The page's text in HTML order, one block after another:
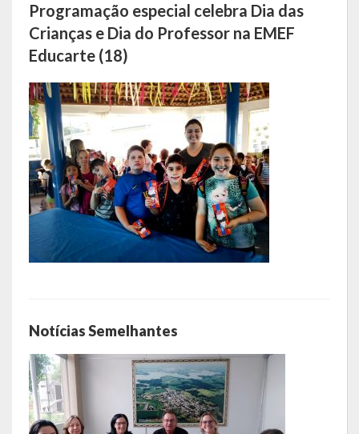
Secretarias
Estrutura organizacional
Administração
Assistência Social
Educação, Cultura, Desporto e Turismo
Sala Multidisciplinar Saber Mais
Escola Municipal de Educação Infantil Dr. Orlando Rojas
Escola Municipal De Ensino Fundamental Osvaldo Cruz
Agricultura
Fazenda
Programação especial celebra Dia das
Crianças e Dia do Professor na EMEF
Educarte (18)
Notícias Semelhantes